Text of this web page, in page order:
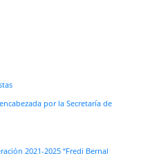
por la Secretaría de
2021-2025 “Fredi Bernal